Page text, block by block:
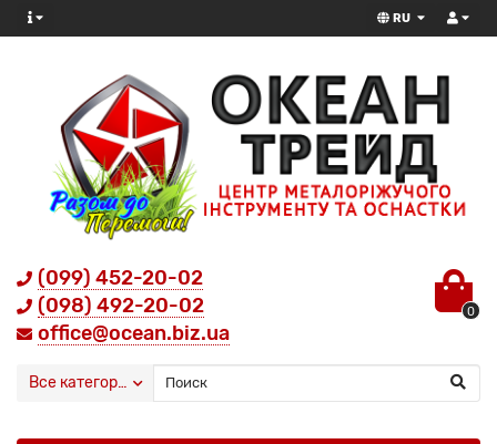
RU
(099) 452-20-02
(098) 492-20-02
office@ocean.biz.ua
0
Все категории